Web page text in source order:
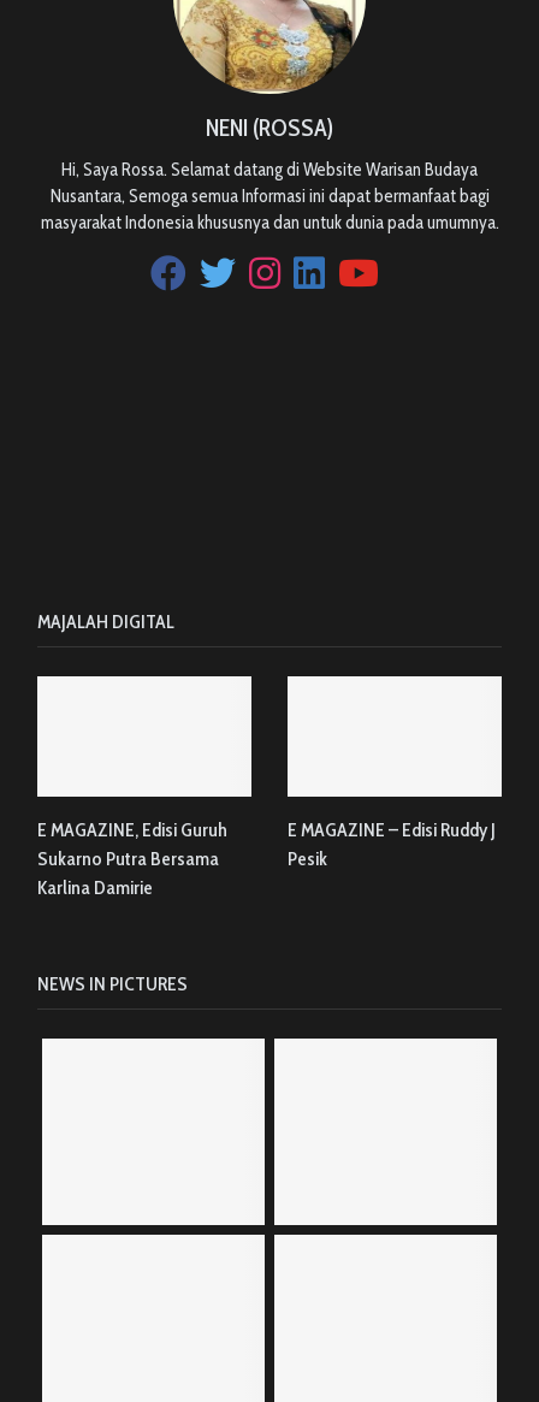
NENI (ROSSA)
Hi, Saya Rossa. Selamat datang di Website Warisan Budaya
Nusantara, Semoga semua Informasi ini dapat bermanfaat bagi
masyarakat Indonesia khususnya dan untuk dunia pada umumnya.
MAJALAH DIGITAL
E MAGAZINE, Edisi Guruh
Sukarno Putra Bersama
Karlina Damirie
E MAGAZINE – Edisi Ruddy J
Pesik
NEWS IN PICTURES